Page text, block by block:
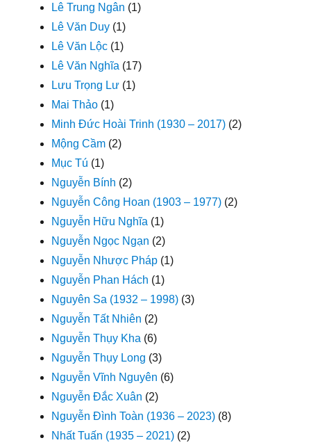
Lê Trung Ngân (1)
Lê Văn Duy (1)
Lê Văn Lộc (1)
Lê Văn Nghĩa (17)
Lưu Trọng Lư (1)
Mai Thảo (1)
Minh Đức Hoài Trinh (1930 – 2017) (2)
Mộng Cầm (2)
Mục Tú (1)
Nguyễn Bính (2)
Nguyễn Công Hoan (1903 – 1977) (2)
Nguyễn Hữu Nghĩa (1)
Nguyễn Ngọc Ngạn (2)
Nguyễn Nhược Pháp (1)
Nguyễn Phan Hách (1)
Nguyên Sa (1932 – 1998) (3)
Nguyễn Tất Nhiên (2)
Nguyễn Thụy Kha (6)
Nguyễn Thụy Long (3)
Nguyễn Vĩnh Nguyên (6)
Nguyễn Đắc Xuân (2)
Nguyễn Đình Toàn (1936 – 2023) (8)
Nhất Tuấn (1935 – 2021) (2)